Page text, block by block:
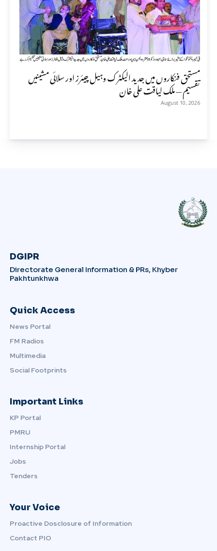
مستحق فنکاروں میں جدید الیکٹرک وہیل چیئرز اور سلائی مشینیں
تقسیم — ملک لیاقت علی خان
August 10, 2026
DGIPR
Directorate General Information & PRs, Khyber
Pakhtunkhwa
Quick Access
News Portal
FM Radios
Multimedia
Social Footprints
Important Links
KP Portal
PMRU
Internship Portal
Jobs
Tenders
Your Voice
Proactive Dosclosure of Information
Contact PIO